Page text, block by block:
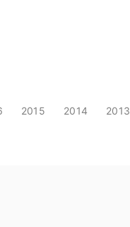
2015 2014 2013